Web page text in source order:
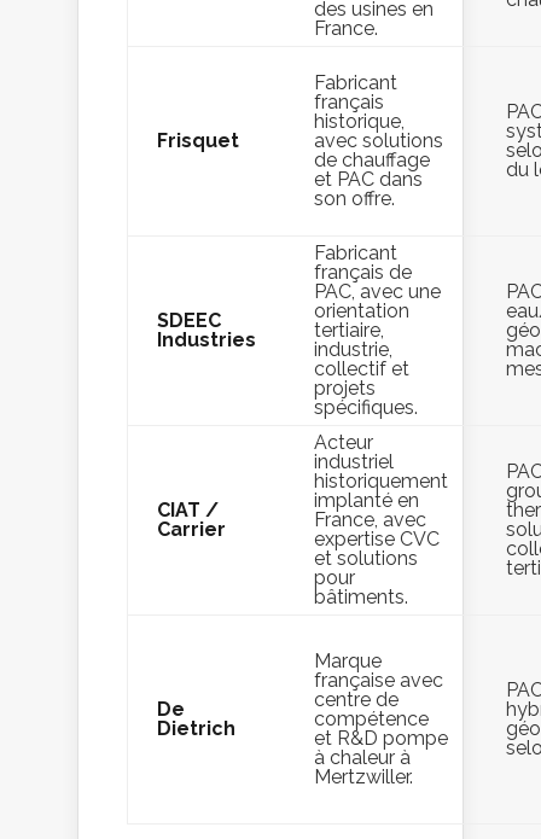
des usines en
France.
Frisquet
Fabricant
français
historique,
avec solutions
de chauffage
et PAC dans
son offre.
du
SDEEC
Industries
Fabricant
français de
PAC, avec une
orientation
tertiaire,
industrie,
collectif et
projets
spécifiques.
CIAT /
Carrier
Acteur
industriel
historiquement
implanté en
France, avec
expertise CVC
et solutions
pour
bâtiments.
De
Dietrich
Marque
française avec
centre de
compétence
et R&D pompe
à chaleur à
Mertzwiller.